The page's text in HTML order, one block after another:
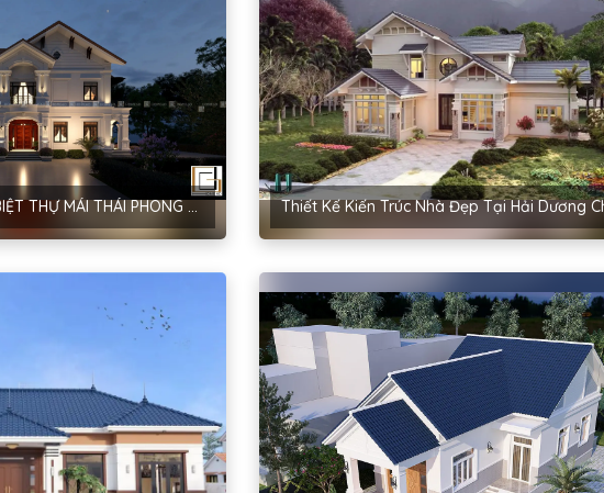
THIẾT KẾ KIẾN TRÚC BIỆT THỰ MÁI THÁI PHONG CÁCH TÂN CỔ ĐIỂN – ANH HOÀNG GIA LÝ